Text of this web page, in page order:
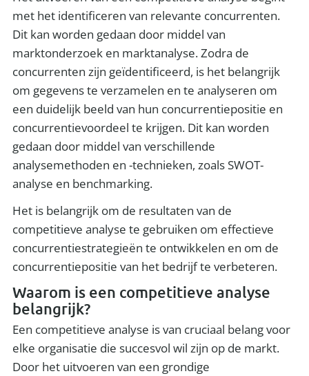
met het identificeren van relevante concurrenten.
Dit kan worden gedaan door middel van
marktonderzoek en marktanalyse. Zodra de
concurrenten zijn geïdentificeerd, is het belangrijk
om gegevens te verzamelen en te analyseren om
een duidelijk beeld van hun concurrentiepositie en
concurrentievoordeel te krijgen. Dit kan worden
gedaan door middel van verschillende
analysemethoden en -technieken, zoals SWOT-
analyse en benchmarking.
Het is belangrijk om de resultaten van de
competitieve analyse te gebruiken om effectieve
concurrentiestrategieën te ontwikkelen en om de
concurrentiepositie van het bedrijf te verbeteren.
Waarom is een competitieve analyse
belangrijk?
Een competitieve analyse is van cruciaal belang voor
elke organisatie die succesvol wil zijn op de markt.
Door het uitvoeren van een grondige